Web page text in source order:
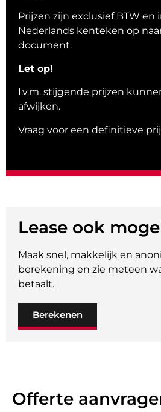
Offerte
Prijzen zijn exclusief BTW en
Nederlands kenteken op
document.
Let op!
I.v.m. stijgende prijzen
afwijken.
Vraag voor een definitieve
Lease ook
Maak snel, makkelijk en
berekening en zie meteen
betaalt.
Berekenen